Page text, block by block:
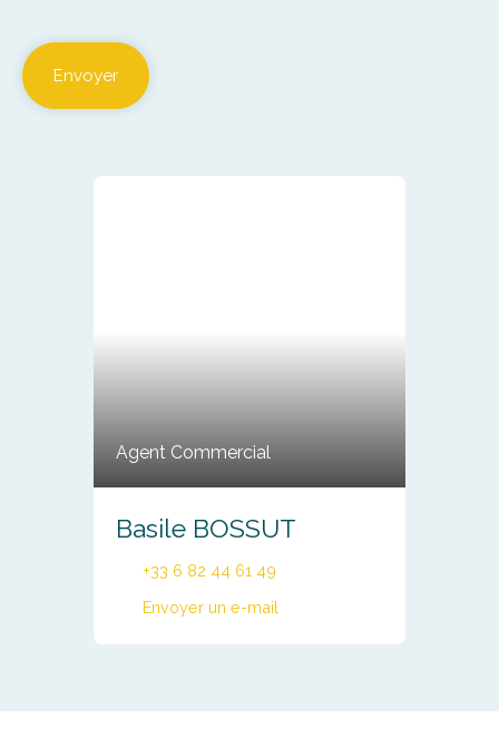
Envoyer
Agent Commercial
Basile BOSSUT
+33 6 82 44 61 49
Envoyer un e-mail